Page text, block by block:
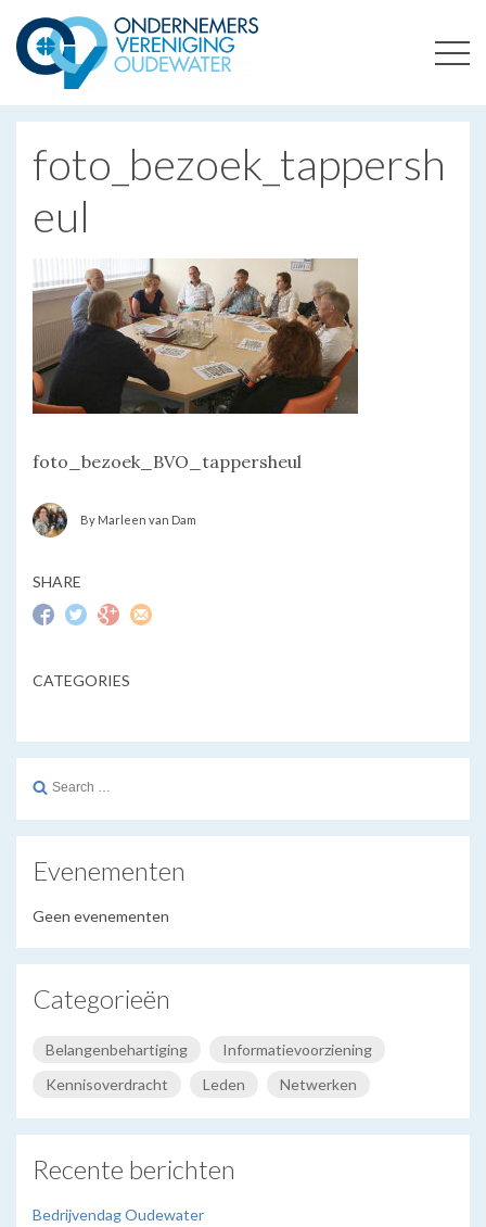
ONDERNEMERSVERENIGING OUDEWATER
foto_bezoek_tappersh
eul
foto_bezoek_BVO_tappersheul
By Marleen van Dam
SHARE
CATEGORIES
Search
Evenementen
Geen evenementen
Categorieën
Belangenbehartiging
Informatievoorziening
Kennisoverdracht
Leden Netwerken
Recente berichten
Bedrijvendag Oudewater